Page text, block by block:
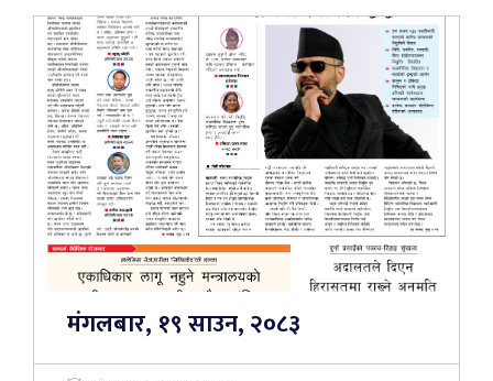
मंगलबार, १९ साउन, २०८३